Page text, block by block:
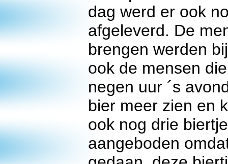
dag werd er ook
afgeleverd. De
brengen werden
ook de mensen
negen uur ´s
bier meer zien en
ook nog drie
aangeboden